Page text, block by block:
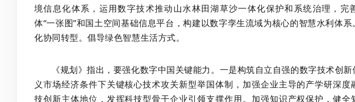
境信息化体系，运用数字技术推动山水林田湖草沙一体化保护和系统治理，完
体“一张图”和国土空间基础信息平台，构建以数字孪生流域为核心的智慧水利体
化协同转型。倡导绿色智慧生活方式。
《规划》指出，要强化数字中国关键能力。一是构筑自立自强的数字技术创
义市场经济条件下关键核心技术攻关新型举国体制，加强企业主导的产学研深度
技创新主体地位，发挥科技型骨干企业引领支撑作用。加强知识产权保护，健全